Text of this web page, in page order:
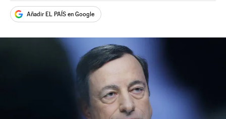
Añadir EL PAÍS en Google